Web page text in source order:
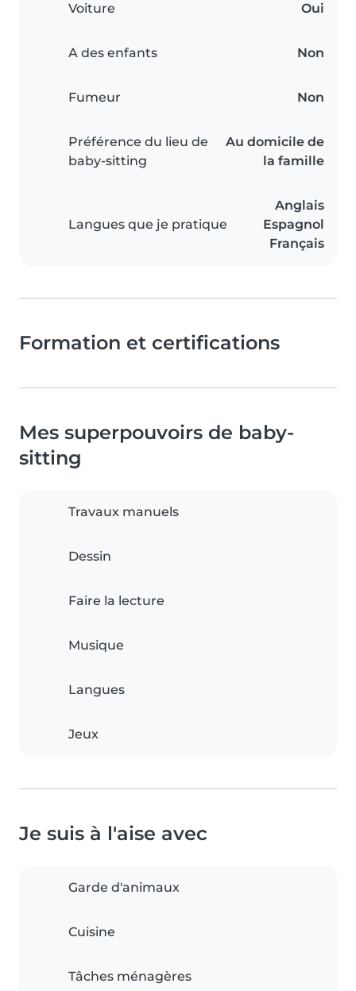
Voiture Oui
A des enfants Non
Fumeur Non
Préférence du lieu de
baby-sitting
Au domicile de
la famille
Langues que je pratique
Anglais
Espagnol
Français
Formation et certifications
Mes superpouvoirs de baby-
sitting
Travaux manuels
Dessin
Faire la lecture
Musique
Langues
Jeux
Je suis à l'aise avec
Garde d'animaux
Cuisine
Tâches ménagères